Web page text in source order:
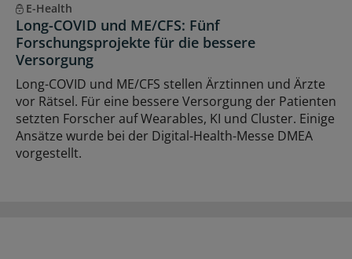
E-Health
Long-COVID und ME/CFS: Fünf
Forschungsprojekte für die bessere
Versorgung
Long-COVID und ME/CFS stellen Ärztinnen und Ärzte
vor Rätsel. Für eine bessere Versorgung der Patienten
setzten Forscher auf Wearables, KI und Cluster. Einige
Ansätze wurde bei der Digital-Health-Messe DMEA
vorgestellt.